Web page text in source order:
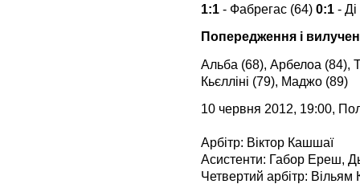
1:1 - Фабрегас (64) 0:1 -
Попередження і
Альба (68), Арбелоа (84),
Кьєлліні (79), Маджо (89)
10 червня 2012, 19:00,
Арбітр: Віктор Кашшаї
Асистенти: Габор Ереш,
Четвертий арбітр: